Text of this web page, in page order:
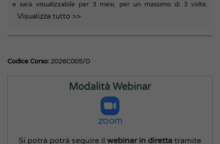
e sarà visualizzabile per 3 mesi, per un massimo di 3 volte.
Visualizza tutto >>
Codice Corso: 2026C005/D
Modalità Webinar
Si potrà potrà seguire il webinar in diretta tramite